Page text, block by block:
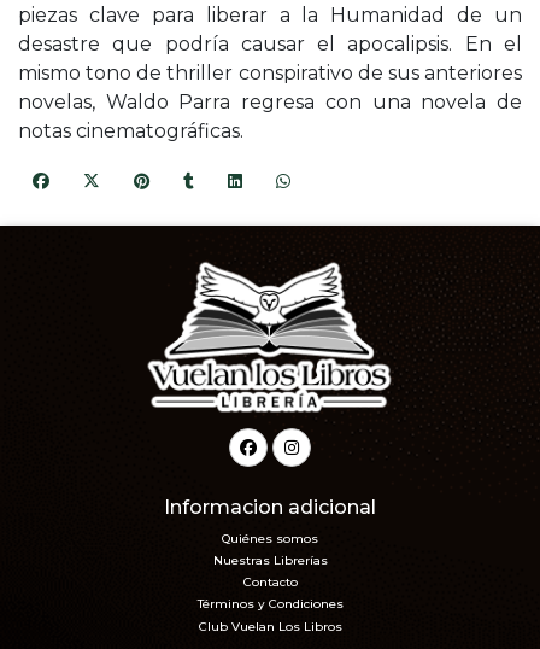
piezas clave para liberar a la Humanidad de un
desastre que podría causar el apocalipsis. En el
mismo tono de thriller conspirativo de sus anteriores
novelas, Waldo Parra regresa con una novela de
notas cinematográficas.
Informacion adicional
Quiénes somos
Nuestras Librerías
Contacto
Términos y Condiciones
Club Vuelan Los Libros